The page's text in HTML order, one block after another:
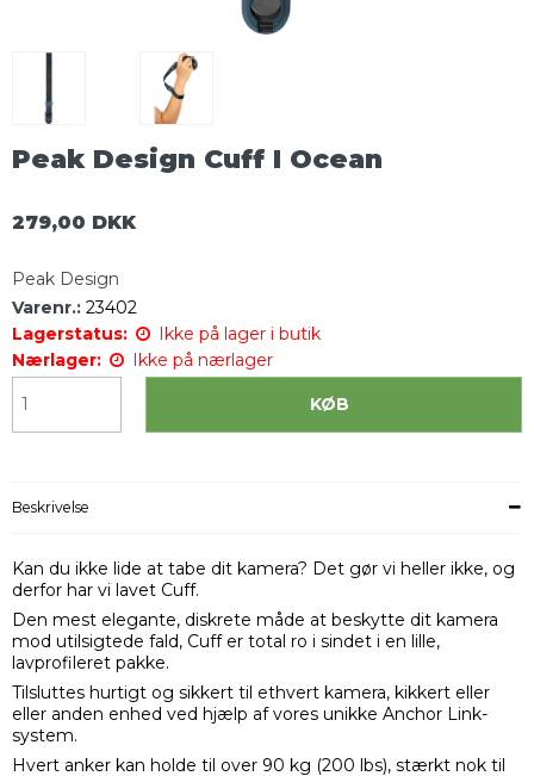
Peak Design Cuff I Ocean
279,00 DKK
Peak Design
Varenr.: 23402
Lagerstatus:
Ikke på lager i butik
Nærlager:
Ikke på nærlager
KØB
Beskrivelse
Kan du ikke lide at tabe dit kamera? Det gør vi heller ikke, og
derfor har vi lavet Cuff.
Den mest elegante, diskrete måde at beskytte dit kamera
mod utilsigtede fald, Cuff er total ro i sindet i en lille,
lavprofileret pakke.
Tilsluttes hurtigt og sikkert til ethvert kamera, kikkert eller
eller anden enhed ved hjælp af vores unikke Anchor Link-
system.
Hvert anker kan holde til over 90 kg (200 lbs), stærkt nok til